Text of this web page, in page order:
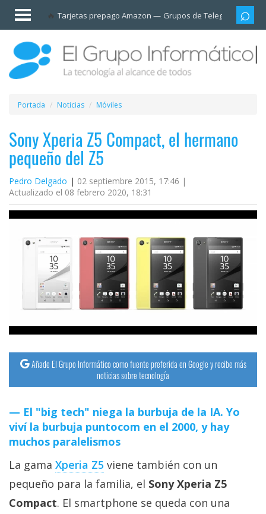
Tarjetas prepago Amazon Grupos de Telegram
Invitado
Iniciar
sesión /
Registrarse
Esenciales
Móviles
Ofertas
Apps
Redes
sociales
Plataformas
streaming
Operadores
Trucos
y
Tutoriales
Ciberseguridad
Sistemas
Profesional
Portada Noticias Móviles
Sony Xperia Z5 Compact, el hermano
pequeño del Z5
Pedro Delgado
02 septiembre 2015, 17:46 |
Actualizado el 08 febrero 2020, 18:31
Añade El Grupo Informático como fuente preferida en Google y recibe más
noticias sobre tecnología
El "big tech" niega la burbuja de la IA. Yo
viví la burbuja puntocom en el 2000, y hay
muchos paralelismos
La gama Xperia Z5 viene también con un
pequeño para la familia, el Sony Xperia Z5
Compact. El smartphone se queda con una